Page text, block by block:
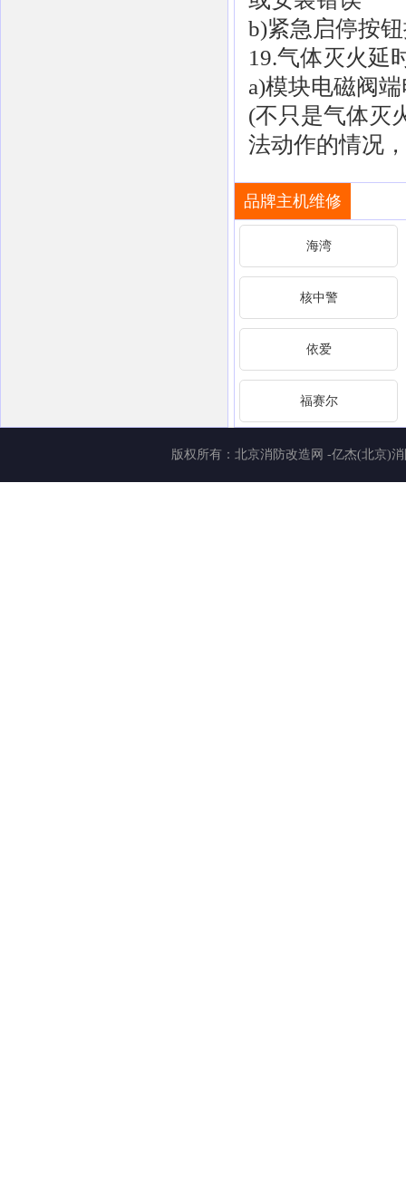
b)紧急启停按
19.气体灭火延
a)模块电磁阀
(不只是气体灭
法动作的情况
品牌主机维修
海湾
核中警
依爱
福赛尔
版权所有： 北京消防改造网 -亿杰(北京)